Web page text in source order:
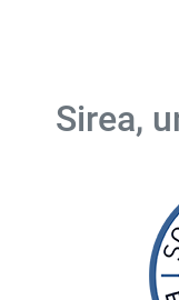
Sirea,